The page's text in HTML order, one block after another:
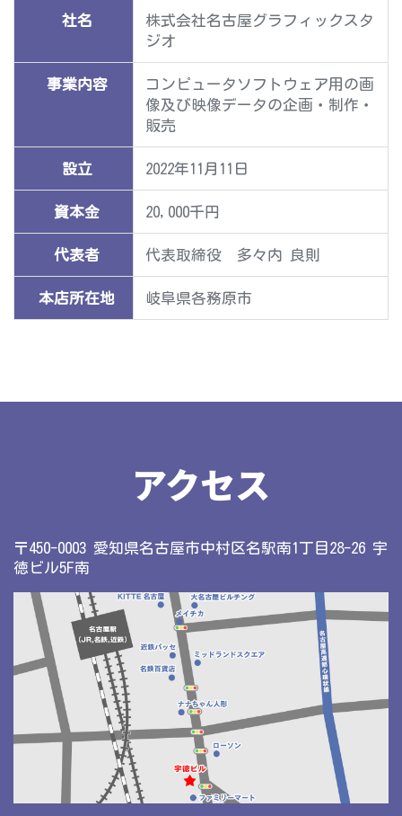
社名
株式会社名古屋グラフィックスタ
ジオ
事業内容
コンピュータソフトウェア用の画
像及び映像データの企画・制作・
販売
設立 2022年11月11日
資本金 20,000千円
代表者 代表取締役 多々内 良則
本店所在地 岐阜県各務原市
アクセス
〒450-0003 愛知県名古屋市中村区名駅南1丁目28-26 宇
徳ビル5F南